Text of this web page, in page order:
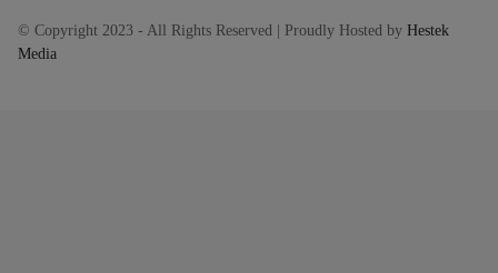
© Copyright 2023 - All Rights Reserved | Proudly Hosted by Hestek
Media